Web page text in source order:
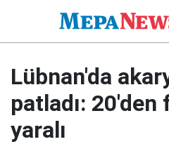
Lübnan'da
patladı: 20'den
yaralı